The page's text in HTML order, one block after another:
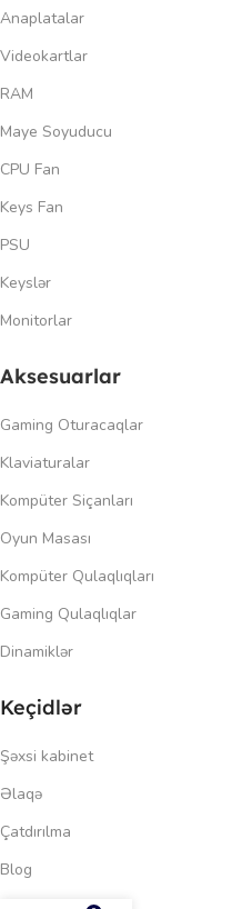
Anaplatalar
Videokartlar
RAM
Maye Soyuducu
CPU Fan
Keys Fan
PSU
Keyslər
Monitorlar
Aksesuarlar
Gaming Oturacaqlar
Klaviaturalar
Kompüter Siçanları
Oyun Masası
Kompüter Qulaqlıqları
Gaming Qulaqlıqlar
Dinamiklər
Keçidlər
Şəxsi kabinet
Əlaqə
Çatdırılma
Blog